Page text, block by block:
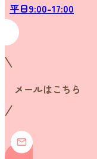
平日9:00-17:00
メールはこちら